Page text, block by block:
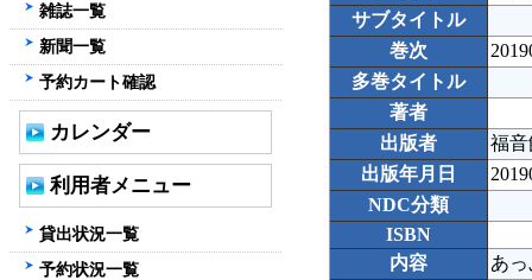
サブタイトル
巻次
多巻タイトル
著者
出版者
福
出版年月日
NDC分類
ISBN
内容
あ
雑誌一覧
新聞一覧
予約カート確認
カレンダー
利用者メニュー
貸出状況一覧
予約状況一覧